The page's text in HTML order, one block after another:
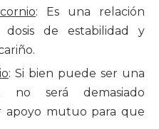
: Es una relación
dosis de estabilidad y
: Si bien puede ser una
no será demasiado
apoyo mutuo para que